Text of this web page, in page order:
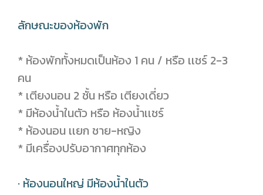
ลักษณะของห้องพัก
* ห้องพักทั้งหมดเป็นห้อง 1 คน / หรือ เเชร์ 2-3
คน
* เตียงนอน 2 ชั้น หรือ เตียงเดี่ยว
* มีห้องน้ำในตัว หรือ ห้องน้ำเเชร์
* ห้องนอน เเยก ชาย-หญิง
* มีเครื่องปรับอากาศทุกห้อง
· ห้องนอนใหญ่ มีห้องน้ำในตัว